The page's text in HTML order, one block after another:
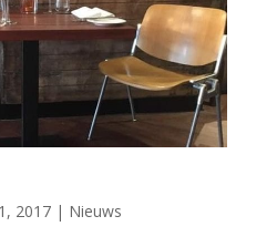
2017| Nieuws